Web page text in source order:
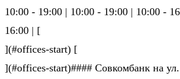
10:00 - 19:00 | 10:00 - 19:00 | 10:00 -
16:00 | [
](#offices-start) [
](#offices-start)#### Совкомбанк на